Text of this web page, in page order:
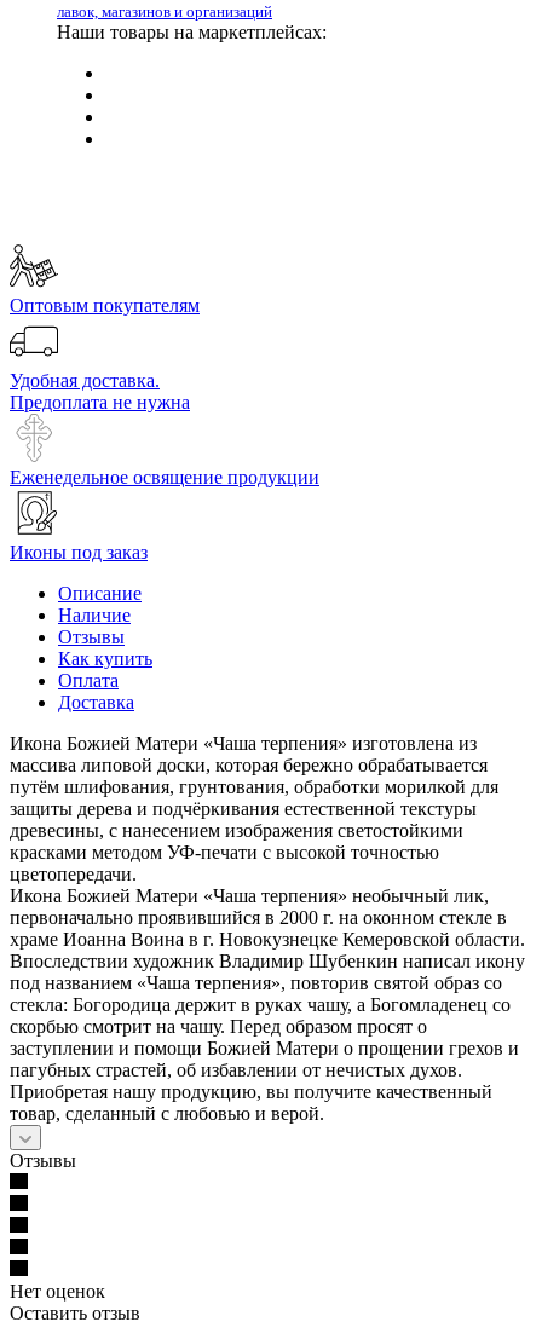
лавок, магазинов и организаций
Наши товары на маркетплейсах:
Оптовым покупателям
Удобная доставка.
Предоплата не нужна
Еженедельное освящение продукции
Иконы под заказ
Описание
Наличие
Отзывы
Как купить
Оплата
Доставка
Икона Божией Матери «Чаша терпения» изготовлена из
массива липовой доски, которая бережно обрабатывается
путём шлифования, грунтования, обработки морилкой для
защиты дерева и подчёркивания естественной текстуры
древесины, с нанесением изображения светостойкими
красками методом УФ-печати с высокой точностью
цветопередачи.
Икона Божией Матери «Чаша терпения» необычный лик,
первоначально проявившийся в 2000 г. на оконном стекле в
храме Иоанна Воина в г. Новокузнецке Кемеровской области.
Впоследствии художник Владимир Шубенкин написал икону
под названием «Чаша терпения», повторив святой образ со
стекла: Богородица держит в руках чашу, а Богомладенец со
скорбью смотрит на чашу. Перед образом просят о
заступлении и помощи Божией Матери о прощении грехов и
пагубных страстей, об избавлении от нечистых духов.
Приобретая нашу продукцию, вы получите качественный
товар, сделанный с любовью и верой.
Отзывы
Нет оценок
Оставить отзыв